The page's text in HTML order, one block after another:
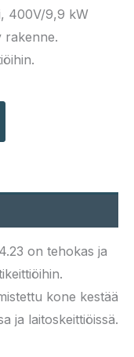
400V/9,9 kW
rakenne.
on tehokas ja
kone kestää
ja laitoskeittiöissä.